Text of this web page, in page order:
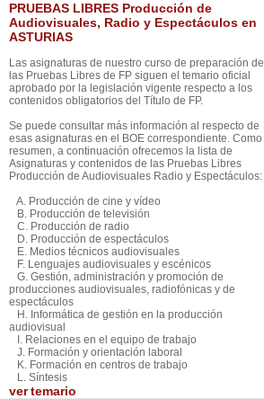
PRUEBAS LIBRES Producción de
Audiovisuales, Radio y Espectáculos en
ASTURIAS
Las asignaturas de nuestro curso de preparación de
las Pruebas Libres de FP siguen el temario oficial
aprobado por la legislación vigente respecto a los
contenidos obligatorios del Título de FP.
Se puede consultar más información al respecto de
esas asignaturas en el BOE correspondiente. Como
resumen, a continuación ofrecemos la lista de
Asignaturas y contenidos de las Pruebas Libres
Producción de Audiovisuales Radio y Espectáculos:
A. Producción de cine y vídeo
B. Producción de televisión
C. Producción de radio
D. Producción de espectáculos
E. Medios técnicos audiovisuales
F. Lenguajes audiovisuales y escénicos
G. Gestión, administración y promoción de
producciones audiovisuales, radiofónicas y de
espectáculos
H. Informática de gestión en la producción
audiovisual
I. Relaciones en el equipo de trabajo
J. Formación y orientación laboral
K. Formación en centros de trabajo
L. Síntesis
vertemario